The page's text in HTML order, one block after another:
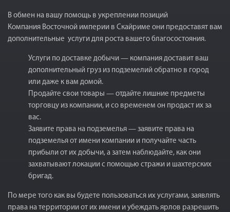
В обмен на вашу помощь в укреплении позиций
Компания Восточной империи в Скайриме они предоставят вам
дополнительные услуги для роста вашего благосостояния.
Услуги по доставке добычи — компания доставит ваш
дополнительный груз из подземелий обратно в город
или даже к вам домой.
Продайте свои товары — отдайте лишние предметы
торговцу из компании, и со временем он продаст их за
вас.
Заявите права на подземелья — заявите права на
подземелья от имени компании и получайте часть
прибыли от их добычи, а затем наблюдайте, как они
захватывают локации с помощью стражи и шахтерских
бригад.
По мере того как вы будете пользоваться их услугами, заявлять
права на территории от их имени и убеждать ярлов разрешить